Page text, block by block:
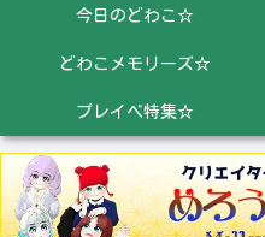
今日のどわこ☆
どわこメモリーズ☆
プレイベ特集☆